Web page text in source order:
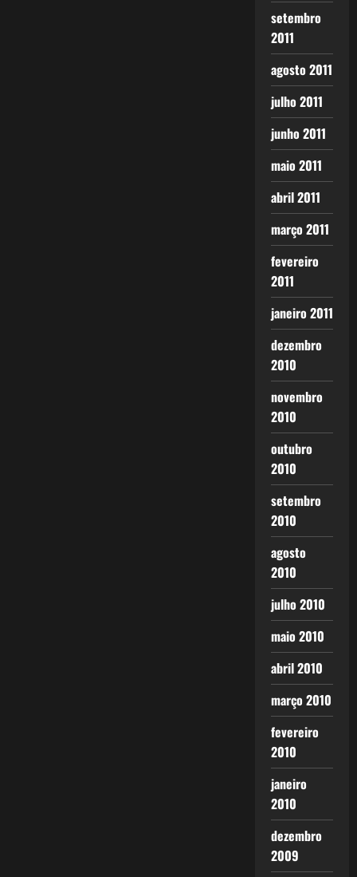
setembro
2011
agosto 2011
julho 2011
junho 2011
maio 2011
abril 2011
março 2011
fevereiro
2011
janeiro 2011
dezembro
2010
novembro
2010
outubro
2010
setembro
2010
agosto
2010
julho 2010
maio 2010
abril 2010
março 2010
fevereiro
2010
janeiro
2010
dezembro
2009